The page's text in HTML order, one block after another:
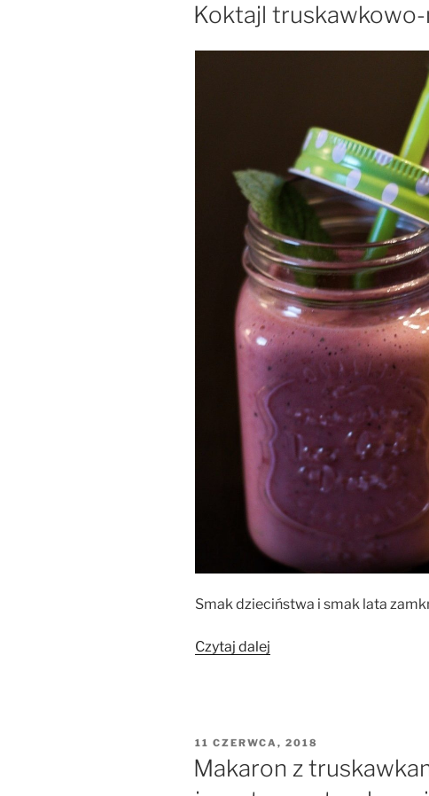
W
Koktajl
Smak dzieciństwa i smak lata
Czytaj dalej
OPUBLIKOWANE
W
11 CZERWCA, 2018
Makaron z